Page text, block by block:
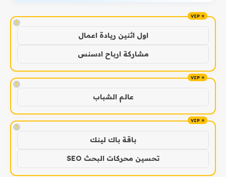
!
اول اثنين ريادة اعمال
مشاركة ارباح ادسنس
!
عالم الشباب
!
باقة باك لينك
تحسين محركات البحث SEO